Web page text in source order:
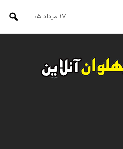
۱۷ مرداد ۰۵